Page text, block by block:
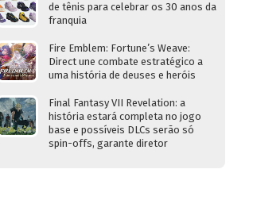
de tênis para celebrar os 30 anos da
franquia
Fire Emblem: Fortune’s Weave:
Direct une combate estratégico a
uma história de deuses e heróis
Final Fantasy VII Revelation: a
história estará completa no jogo
base e possíveis DLCs serão só
spin-offs, garante diretor